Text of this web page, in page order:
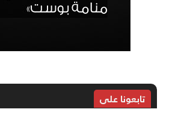
تابعونا على